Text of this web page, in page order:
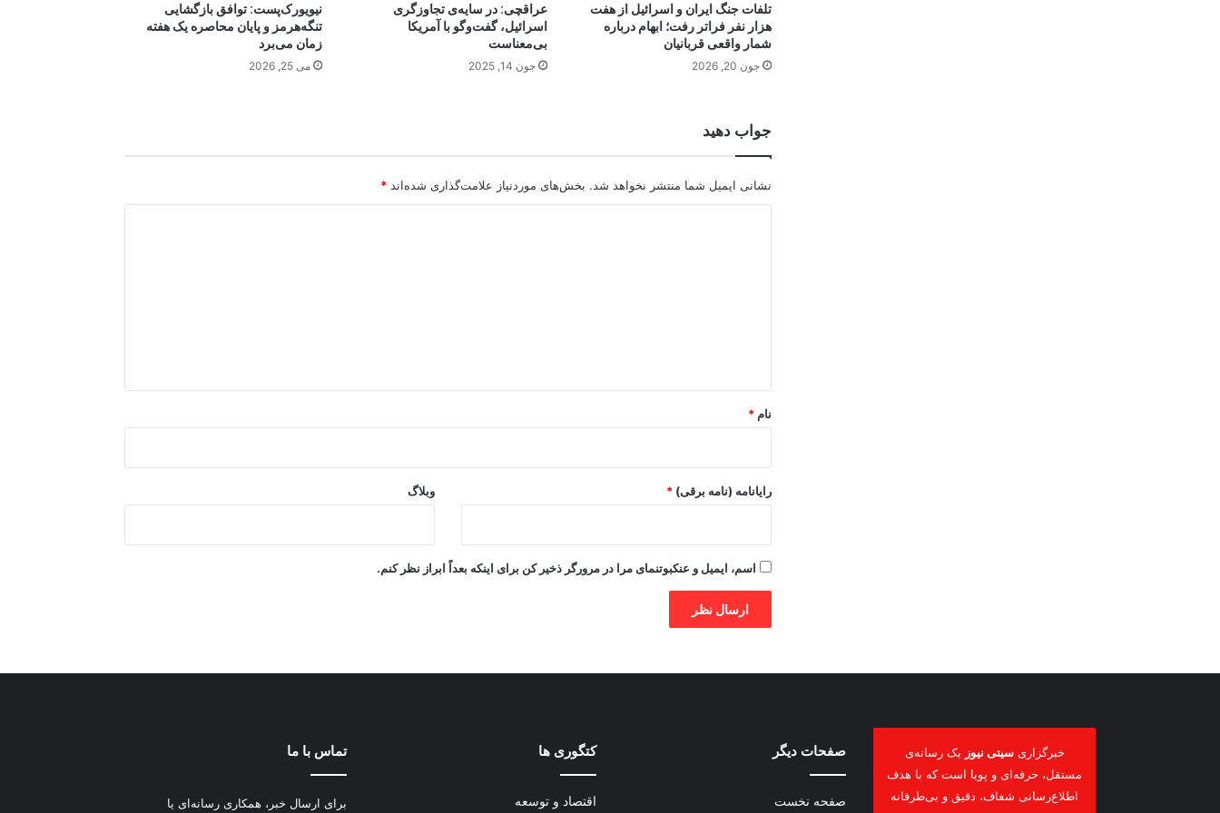
تلفات جنگ ایران و اسرائیل از هفت
هزار نفر فراتر رفت؛ ابهام درباره
شمار واقعی قربانیان
جون 20, 2026
عراقچی: در سایه‌ی تجاوزگری
اسرائیل، گفت‌وگو با آمریکا
بی‌معناست
جون 14, 2025
نیویورک‌پست: توافق بازگشایی
تنگه‌هرمز و پایان محاصره یک هفته
زمان می‌برد
می 25, 2026
جواب دهید
نشانی ایمیل شما منتشر نخواهد شد. بخش‌های موردنیاز علامت‌گذاری شده‌اند *
نام *
رایانامه (نامه برقی) * وبلاگ
اسم، ایمیل و عنکبوتنمای مرا در مرورگر ذخیر کن برای اینکه بعداً ابراز نظر کنم.
خبرگزاریسیتی نیوز یک رسانه‌ی
مستقل، حرفه‌ای و پویا است که با هدف
اطلاع‌رسانی شفاف، دقیق و بی‌طرفانه
صفحات دیگر
صفحه نخست
کتگوری ها
اقتصاد و توسعه
تماس با ما
برای ارسال خبر، همکاری رسانه‌ای یا